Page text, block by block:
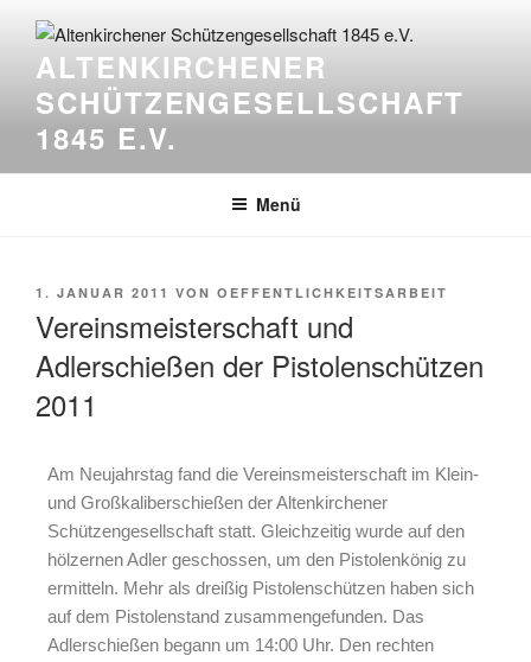
ALTENKIRCHENER
SCHÜTZENGESELLSCHAFT
1845 E.V.
Menü
1. JANUAR 2011 VON OEFFENTLICHKEITSARBEIT
Vereinsmeisterschaft und
Adlerschießen der Pistolenschützen
2011
Am Neujahrstag fand die Vereinsmeisterschaft im Klein-
und Großkaliberschießen der Altenkirchener
Schützengesellschaft statt. Gleichzeitig wurde auf den
hölzernen Adler geschossen, um den Pistolenkönig zu
ermitteln. Mehr als dreißig Pistolenschützen haben sich
auf dem Pistolenstand zusammengefunden. Das
Adlerschießen begann um 14:00 Uhr. Den rechten